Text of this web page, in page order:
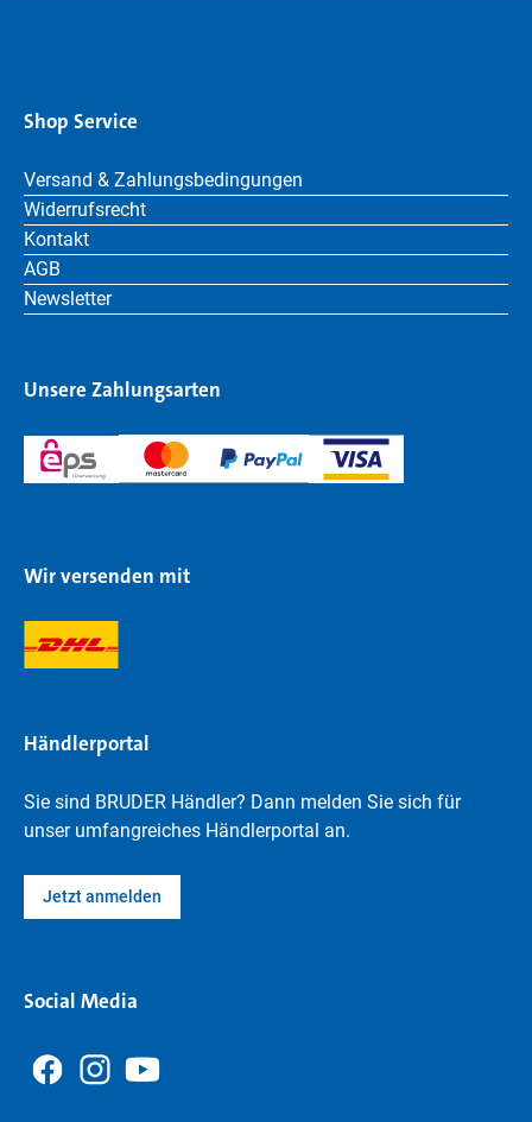
Shop Service
Versand & Zahlungsbedingungen
Widerrufsrecht
Kontakt
AGB
Newsletter
Unsere Zahlungsarten
Wir versenden mit
Händlerportal
Sie sind BRUDER Händler? Dann melden Sie sich für
unser umfangreiches Händlerportal an.
Jetzt anmelden
Social Media